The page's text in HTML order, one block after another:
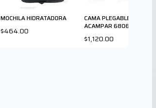
MOCHILA HIDRATADORA
$464.00
CAMA PLEGABLE PARA
ACAMPAR 68065
$1,120.00